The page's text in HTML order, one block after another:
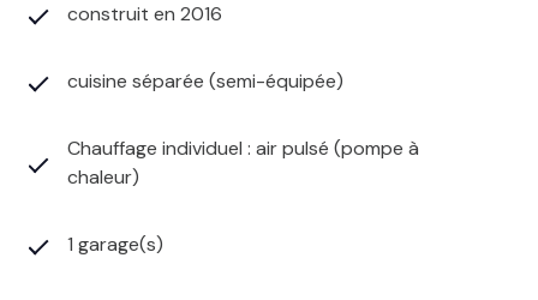
construit en 2016
cuisine séparée (semi-équipée)
Chauffage individuel : air pulsé (pompe à
chaleur)
1 garage(s)